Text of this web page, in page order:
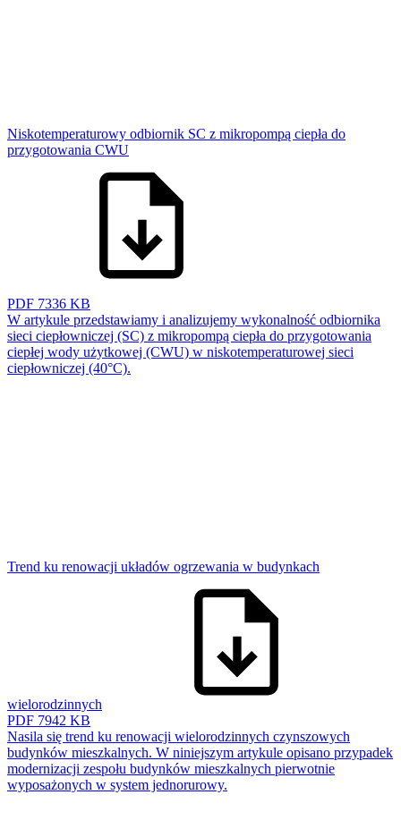
Niskotemperaturowy odbiornik SC z mikropompą ciepła do
przygotowania CWU
PDF 7336 KB
W artykule przedstawiamy i analizujemy wykonalność odbiornika
sieci ciepłowniczej (SC) z mikropompą ciepła do przygotowania
ciepłej wody użytkowej (CWU) w niskotemperaturowej sieci
ciepłowniczej (40°C).
Trend ku renowacji układów ogrzewania w budynkach
wielorodzinnych
PDF 7942 KB
Nasila się trend ku renowacji wielorodzinnych czynszowych
budynków mieszkalnych. W niniejszym artykule opisano przypadek
modernizacji zespołu budynków mieszkalnych pierwotnie
wyposażonych w system jednorurowy.